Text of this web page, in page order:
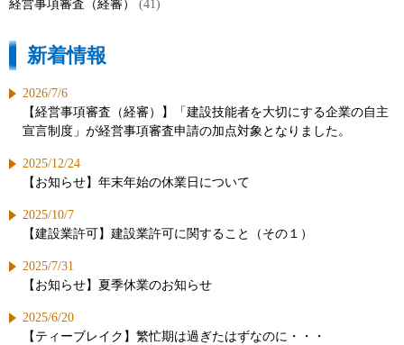
経営事項審査（経審）
(41)
新着情報
2026/7/6
【経営事項審査（経審）】「建設技能者を大切にする企業の自主
宣言制度」が経営事項審査申請の加点対象となりました。
2025/12/24
【お知らせ】年末年始の休業日について
2025/10/7
【建設業許可】建設業許可に関すること（その１）
2025/7/31
【お知らせ】夏季休業のお知らせ
2025/6/20
【ティーブレイク】繁忙期は過ぎたはずなのに・・・